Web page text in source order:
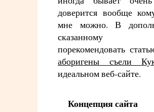
доверится вообще
мне можно. В
сказанному
порекомендовать
аборигены съели
идеальном веб-сайте.
Концепция сайта